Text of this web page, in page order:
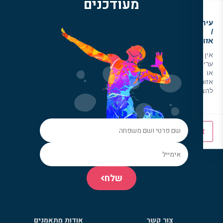
עיר
/
אזור
אין
ערים
או
אזורים
להצגה
איפוס הצג תוצאות
מעודכנים
שלח
צור קשר אודות מתאמנים